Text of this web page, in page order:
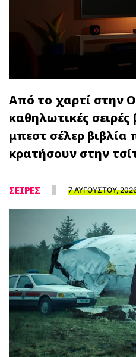
Από το χαρτί στην
καθηλωτικές σειρές
μπεστ σέλερ βιβλία
κρατήσουν στην
ΣΕΙΡΕΣ 7 ΑΥΓΟΥΣΤΟΥ,